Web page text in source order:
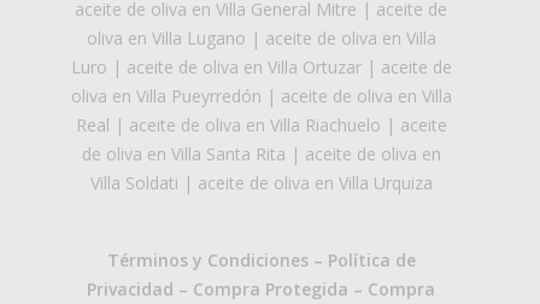
aceite de oliva en Villa General Mitre | aceite de
oliva en Villa Lugano | aceite de oliva en Villa
Luro | aceite de oliva en Villa Ortuzar| aceite de
oliva en Villa Pueyrredón | aceite de oliva en Villa
Real | aceite de oliva en Villa Riachuelo | aceite
de oliva en Villa Santa Rita | aceite de oliva en
Villa Soldati | aceite de oliva en Villa Urquiza
Términos y Condiciones– Política de
Privacidad – Compra Protegida – Compra